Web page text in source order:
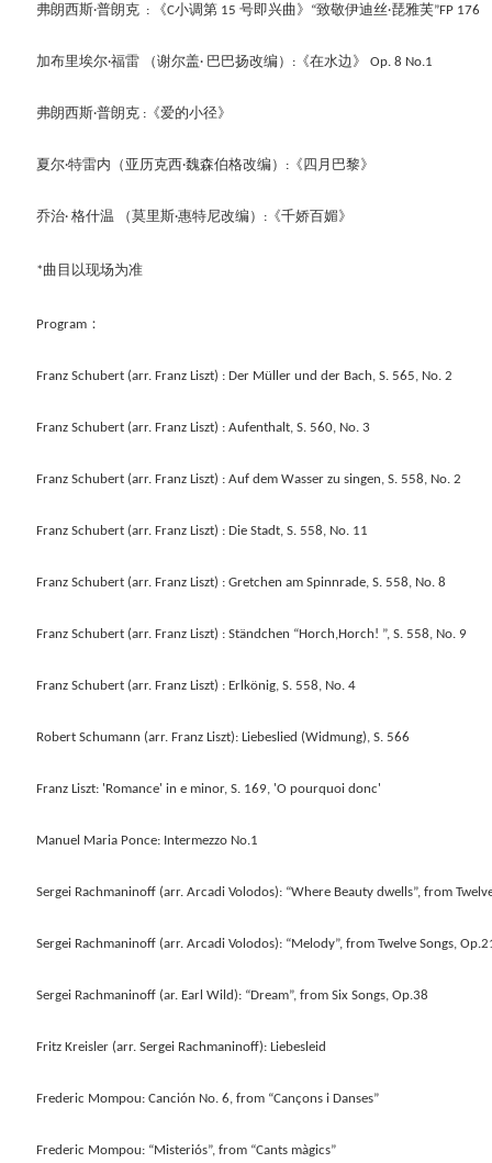
弗朗西斯·普朗克 : 《C小调第 15 号即兴曲》 “致敬伊迪丝·琵雅芙”FP 176
加布里埃尔·福雷 （谢尔盖· 巴巴扬改编） : 《在水边》 Op. 8 No.1
弗朗西斯·普朗克 : 《爱的小径》
夏尔·特雷内（亚历克西·魏森伯格改编） : 《四月巴黎》
乔治· 格什温 （莫里斯·惠特尼改编） : 《千娇百媚》
*曲目以现场为准
Program ：
Franz Schubert (arr. Franz Liszt) : Der Müller und der Bach, S. 565, No. 2
Franz Schubert (arr. Franz Liszt) : Aufenthalt, S. 560, No. 3
Franz Schubert (arr. Franz Liszt) : Auf dem Wasser zu singen, S. 558, No. 2
Franz Schubert (arr. Franz Liszt) : Die Stadt, S. 558, No. 11
Franz Schubert (arr. Franz Liszt) : Gretchen am Spinnrade, S. 558, No. 8
Franz Schubert (arr. Franz Liszt) : Ständchen “Horch,Horch! ”, S. 558, No. 9
Franz Schubert (arr. Franz Liszt) : Erlkönig, S. 558, No. 4
Robert Schumann (arr. Franz Liszt): Liebeslied (Widmung), S. 566
Franz Liszt: 'Romance' in e minor, S. 169, 'O pourquoi donc'
Manuel Maria Ponce: Intermezzo No.1
Sergei Rachmaninoff (arr. Arcadi Volodos): “Where Beauty dwells”, from
Sergei Rachmaninoff (arr. Arcadi Volodos): “Melody”, from Twelve Songs,
Sergei Rachmaninoff (ar. Earl Wild): “Dream”, from Six Songs, Op.38
Fritz Kreisler (arr. Sergei Rachmaninoff): Liebesleid
Frederic Mompou: Canción No. 6, from “Cançons i Danses”
Frederic Mompou: “Misteriós”, from “Cants màgics”